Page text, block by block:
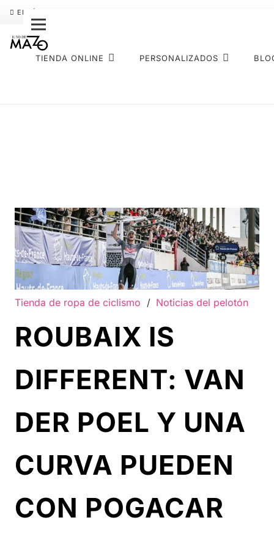
ENVÍO GRATIS
TIENDA ONLINE PERSONALIZADOS
Tienda de ropa de ciclismo / Noticias del pelotón
ROUBAIX IS
DIFFERENT: VAN
DER POEL Y UNA
CURVA PUEDEN
CON POGACAR